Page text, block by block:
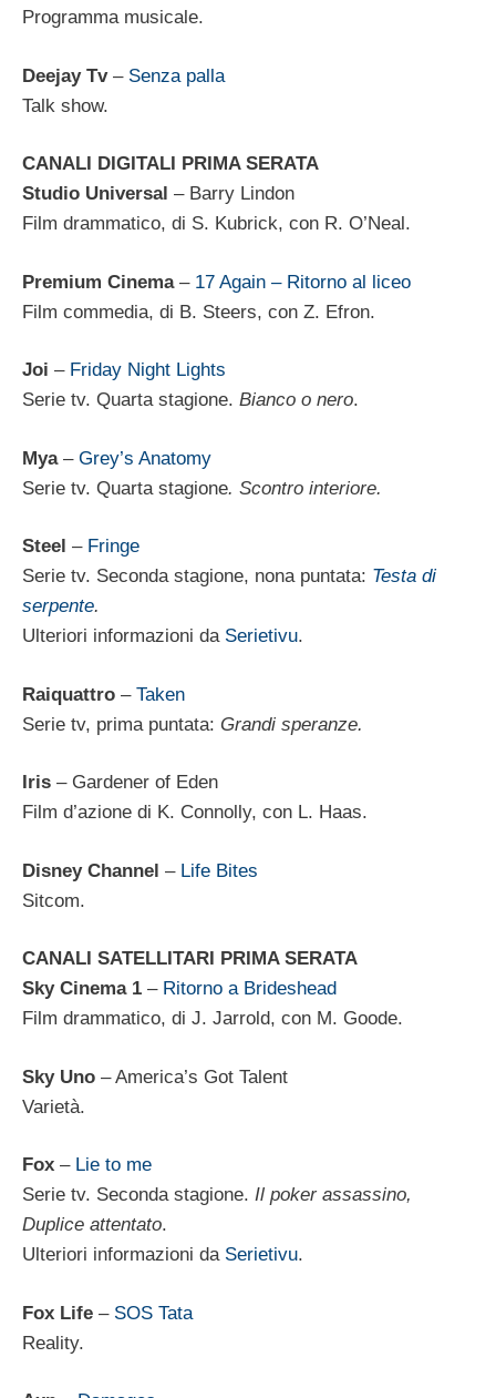
Programma musicale.
Deejay Tv – Senza palla
Talk show.
CANALI DIGITALI PRIMA SERATA
Studio Universal – Barry Lindon
Film drammatico, di S. Kubrick, con R. O’Neal.
Premium Cinema– 17 Again – Ritorno al liceo
Film commedia, di B. Steers, con Z. Efron.
Joi – Friday Night Lights
Serie tv. Quarta stagione. Bianco o nero.
Mya– Grey’s Anatomy
Serie tv. Quarta stagione. Scontro interiore.
Steel – Fringe
Serie tv. Seconda stagione, nona puntata: Testa di
serpente.
Ulteriori informazioni da Serietivu.
Raiquattro – Taken
Serie tv, prima puntata: Grandi speranze.
Iris – Gardener of Eden
Film d’azione di K. Connolly, con L. Haas.
Disney Channel – Life Bites
Sitcom.
CANALI SATELLITARI PRIMA SERATA
Sky Cinema 1 – Ritorno a Brideshead
Film drammatico, di J. Jarrold, con M. Goode.
Sky Uno – America’s Got Talent
Varietà.
Fox – Lie to me
Serie tv. Seconda stagione. Il poker assassino,
Duplice attentato.
Ulteriori informazioni da Serietivu.
Fox Life – SOS Tata
Reality.